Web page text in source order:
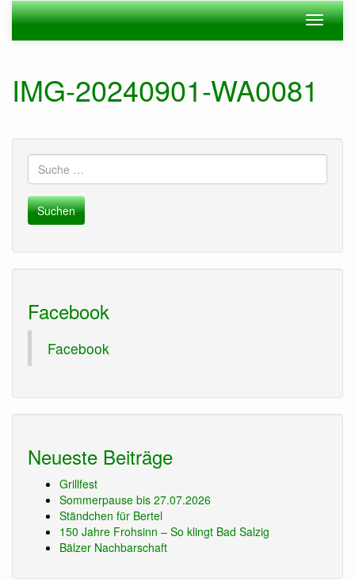
Zum
Hauptinhalt
springen
Navigation
ein-/
IMG-20240901-WA0081
Suche
nach:
Facebook
Facebook
Neueste Beiträge
Grillfest
Sommerpause bis 27.07.2026
Ständchen für Bertel
150 Jahre Frohsinn – So klingt Bad Salzig
Bälzer Nachbarschaft